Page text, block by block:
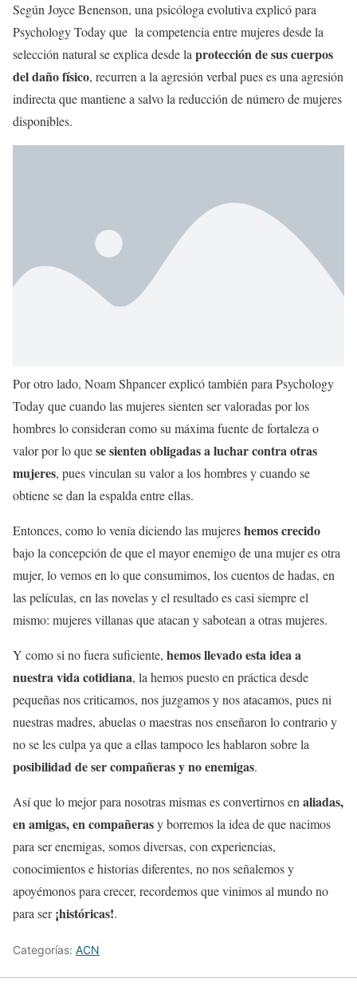
Según Joyce Benenson, una psicóloga evolutiva explicó para
Psychology Today que la competencia entre mujeres desde la
selección natural se explica desde la protección de sus cuerpos
del daño físico, recurren a la agresión verbal pues es una agresión
indirecta que mantiene a salvo la reducción de número de mujeres
disponibles.
Por otro lado, Noam Shpancer explicó también para Psychology
Today que cuando las mujeres sienten ser valoradas por los
hombres lo consideran como su máxima fuente de fortaleza o
valor por lo quese sienten obligadas a luchar contra otras
mujeres, pues vinculan su valor a los hombres y cuando se
obtiene se dan la espalda entre ellas.
Entonces, como lo venía diciendo las mujereshemos crecido
bajo la concepción de que el mayor enemigo de una mujer es otra
mujer, lo vemos en lo que consumimos, los cuentos de hadas, en
las películas, en las novelas y el resultado es casi siempre el
mismo: mujeres villanas que atacan y sabotean a otras mujeres.
Y como si no fuera suficiente, hemos llevado esta idea a
nuestra vida cotidiana, la hemos puesto en práctica desde
pequeñas nos criticamos, nos juzgamos y nos atacamos, pues ni
nuestras madres, abuelas o maestras nos enseñaron lo contrario y
no se les culpa ya que a ellas tampoco les hablaron sobre la
posibilidad de ser compañeras y no enemigas.
Así que lo mejor para nosotras mismas es convertirnos enaliadas,
en amigas, en compañerasy borremos la idea de que nacimos
para ser enemigas, somos diversas, con experiencias,
conocimientos e historias diferentes, no nos señalemos y
apoyémonos para crecer, recordemos que vinimos al mundo no
para ser¡históricas!.
Categorías: ACN